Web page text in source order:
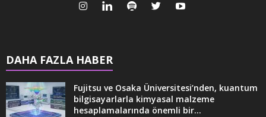
DAHA FAZLA HABER
Fujitsu ve Osaka Üniversitesi’nden, kuantum
bilgisayarlarla kimyasal malzeme
hesaplamalarında önemli bir...